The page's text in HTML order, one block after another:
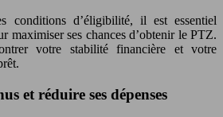
conditions d’éligibilité, il est essentiel
maximiser ses chances d’obtenir le PTZ.
votre stabilité financière et votre
et réduire ses dépenses